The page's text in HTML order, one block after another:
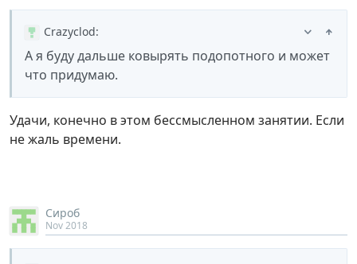
Crazyclod:
А я буду дальше ковырять подопотного и может
что придумаю.
Удачи, конечно в этом бессмысленном занятии. Если
не жаль времени.
Сироб
Nov 2018